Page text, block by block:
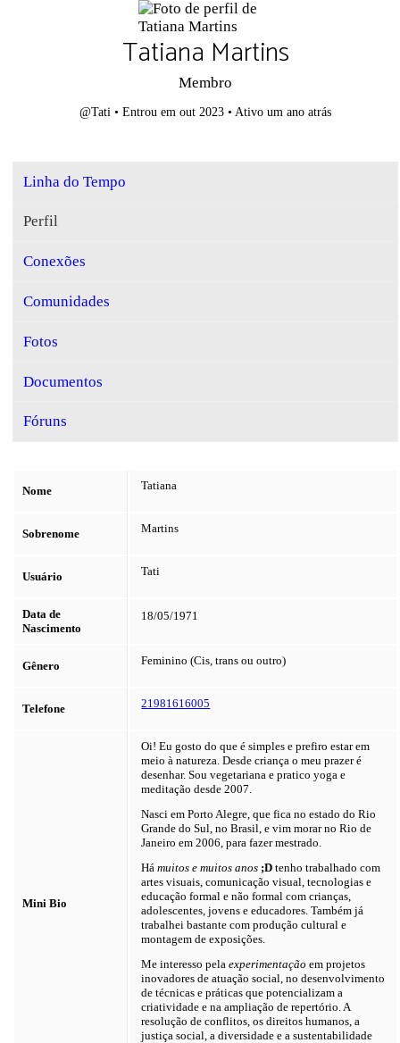
Tatiana Martins
Membro
@Tati • Entrou em out 2023• Ativo um ano atrás
Linha do Tempo
Perfil
Conexões
Comunidades
Fotos
Documentos
Fóruns
Nome Tatiana
Sobrenome Martins
Usuário Tati
Data de
Nascimento
18/05/1971
Gênero Feminino (Cis, trans ou outro)
Telefone 21981616005
Mini Bio
Oi! Eu gosto do que é simples e prefiro estar em
meio à natureza. Desde criança o meu prazer é
desenhar. Sou vegetariana e pratico yoga e
meditação desde 2007.
Nasci em Porto Alegre, que fica no estado do Rio
Grande do Sul, no Brasil, e vim morar no Rio de
Janeiro em 2006, para fazer mestrado.
Hámuitos e muitos anos ;D tenho trabalhado com
artes visuais, comunicação visual, tecnologias e
educação formal e não formal com crianças,
adolescentes, jovens e educadores. Também já
trabalhei bastante com produção cultural e
montagem de exposições.
Me interesso pelaexperimentação em projetos
inovadores de atuação social, no desenvolvimento
de técnicas e práticas que potencializam a
criatividade e na ampliação de repertório. A
resolução de conflitos, os direitos humanos, a
justiça social, a diversidade e a sustentabilidade